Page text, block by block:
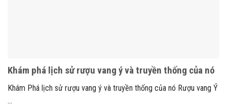
Khám phá lịch sử rượu vang ý và truyền thống của nó
Khám Phá lịch sử rượu vang ý và truyền thống của nó Rượu vang Ý
...